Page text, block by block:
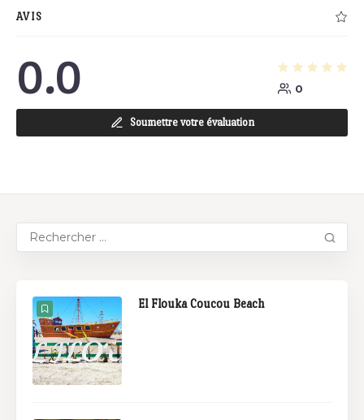
AVIS
0.0 0
Soumettre votre évaluation
El Flouka Coucou Beach